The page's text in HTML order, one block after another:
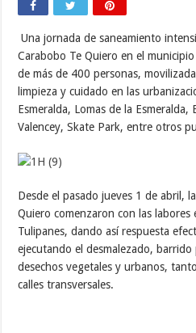
Una jornada de saneamiento
Carabobo Te Quiero en el
de más de 400 personas,
limpieza y cuidado en las
Esmeralda, Lomas de la
Valencey, Skate Park, entre otros
Desde el pasado jueves 1 de abril,
Quiero comenzaron con las labores
Tulipanes, dando así respuesta
ejecutando el desmalezado,
desechos vegetales y urbanos,
calles transversales.